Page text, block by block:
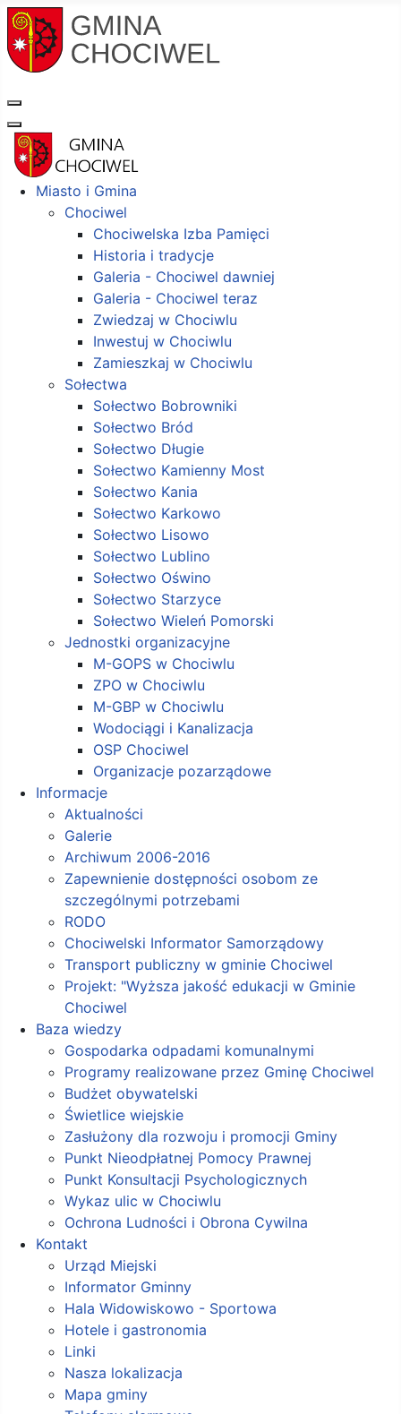
Miasto i Gmina
Chociwel
Chociwelska Izba Pamięci
Historia i tradycje
Galeria - Chociwel dawniej
Galeria - Chociwel teraz
Zwiedzaj w Chociwlu
Inwestuj w Chociwlu
Zamieszkaj w Chociwlu
Sołectwa
Sołectwo Bobrowniki
Sołectwo Bród
Sołectwo Długie
Sołectwo Kamienny Most
Sołectwo Kania
Sołectwo Karkowo
Sołectwo Lisowo
Sołectwo Lublino
Sołectwo Oświno
Sołectwo Starzyce
Sołectwo Wieleń Pomorski
Jednostki organizacyjne
M-GOPS w Chociwlu
ZPO w Chociwlu
M-GBP w Chociwlu
Wodociągi i Kanalizacja
OSP Chociwel
Organizacje pozarządowe
Informacje
Aktualności
Galerie
Archiwum 2006-2016
Zapewnienie dostępności osobom ze
szczególnymi potrzebami
RODO
Chociwelski Informator Samorządowy
Transport publiczny w gminie Chociwel
Projekt: "Wyższa jakość edukacji w Gminie
Chociwel
Baza wiedzy
Gospodarka odpadami komunalnymi
Programy realizowane przez Gminę Chociwel
Budżet obywatelski
Świetlice wiejskie
Zasłużony dla rozwoju i promocji Gminy
Punkt Nieodpłatnej Pomocy Prawnej
Punkt Konsultacji Psychologicznych
Wykaz ulic w Chociwlu
Ochrona Ludności i Obrona Cywilna
Kontakt
Urząd Miejski
Informator Gminny
Hala Widowiskowo - Sportowa
Hotele i gastronomia
Linki
Nasza lokalizacja
Mapa gminy